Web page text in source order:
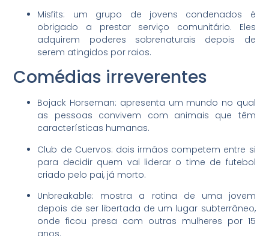
Misfits: um grupo de jovens condenados é
obrigado a prestar serviço comunitário. Eles
adquirem poderes sobrenaturais depois de
serem atingidos por raios.
Comédias irreverentes
Bojack Horseman: apresenta um mundo no qual
as pessoas convivem com animais que têm
características humanas.
Club de Cuervos: dois irmãos competem entre si
para decidir quem vai liderar o time de futebol
criado pelo pai, já morto.
Unbreakable: mostra a rotina de uma jovem
depois de ser libertada de um lugar subterrâneo,
onde ficou presa com outras mulheres por 15